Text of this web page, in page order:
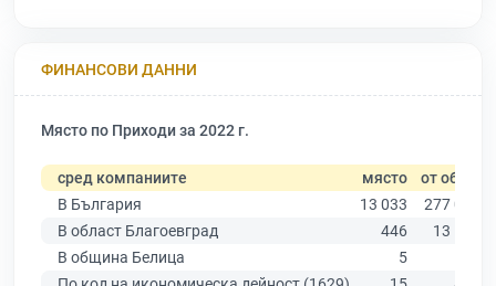
ФИНАНСОВИ ДАННИ
Място по Приходи за 2022 г.
сред компаниите място от общо
В България
13 033
277 019
В област Благоевград
446
13 529
В община Белица
5